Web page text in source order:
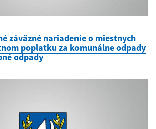
záväzné nariadenie o miestnych
poplatku za komunálne odpady
odpady